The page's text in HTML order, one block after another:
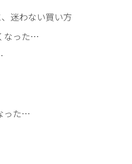
迷わない買い方
なった…
った…